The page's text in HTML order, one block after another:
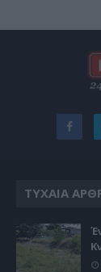
ΤΥΧΑΊΑ